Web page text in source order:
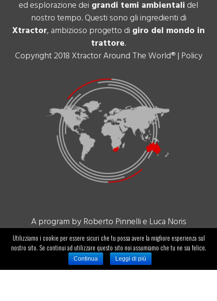
ed esplorazione dei grandi temi ambientalidel
nostro tempo. Questi sono gli ingredienti di
Xtractor, ambizioso progetto di giro del mondo in
trattore.
Copyright 2018 Xtractor Around The World® | Policy
A program by Roberto Pinnelli e Luca Noris
ID-ENTITY SA
Via Corti, 5 – Balerna 6828
Info@identity.ch
Utilizziamo i cookie per essere sicuri che tu possa avere la migliore esperienza sul
nostro sito. Se continui ad utilizzare questo sito noi assumiamo che tu ne sia felice.
Continua Leggi di più